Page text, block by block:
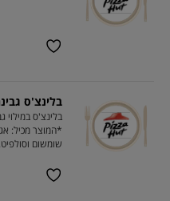
בלינצ'ס
בלינצ'ס במילוי
*המוצר מכיל:
שומשום וסולפיט.